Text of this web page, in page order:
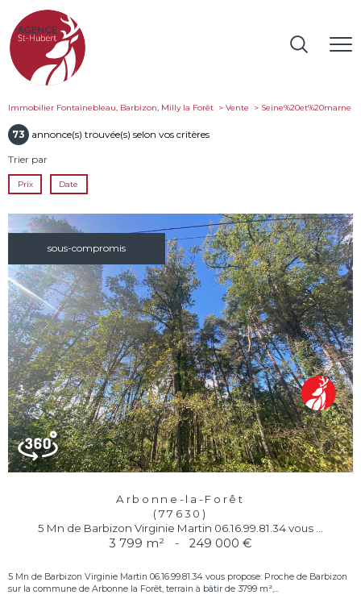
Immobilier Fontainebleau, Barbizon, Milly la Forêt Vente seine%20et%20marne
73 annonce(s) trouvée(s) selon vos critères
Trier par
Prix Date
sous-compromis
Arbonne-la-Forêt
(77630)
5 Mn de Barbizon Virginie Martin 06.16.99.81.34 vous ...
3 799 m² - 249 000 €
5 Mn de Barbizon Virginie Martin 06.16.99.81.34 vous propose: Proche de Barbizon
sur la commune de Arbonne la Forêt, terrain à bâtir de 3799 m²,...